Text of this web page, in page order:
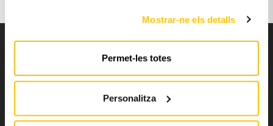
Mostrar-ne els detalls
Permet-les totes
Personalitza
OFICINA E.N.A.
AD500 Andorra la Vella